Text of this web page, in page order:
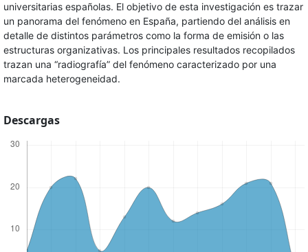
universitarias españolas. El objetivo de esta investigación es trazar
un panorama del fenómeno en España, partiendo del análisis en
detalle de distintos parámetros como la forma de emisión o las
estructuras organizativas. Los principales resultados recopilados
trazan una “radiografía” del fenómeno caracterizado por una
marcada heterogeneidad.
Descargas